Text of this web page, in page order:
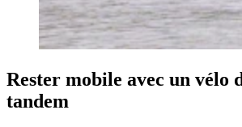
Rester mobile avec un vélo
tandem